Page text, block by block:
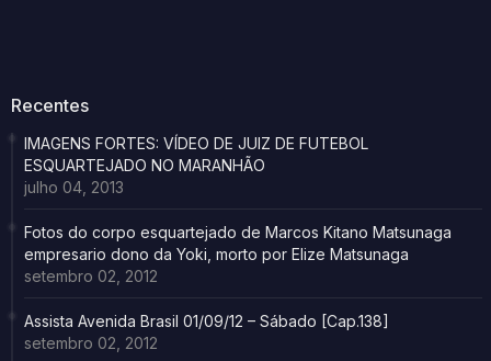
Recentes
IMAGENS FORTES: VÍDEO DE JUIZ DE FUTEBOL
ESQUARTEJADO NO MARANHÃO
julho 04, 2013
Fotos do corpo esquartejado de Marcos Kitano Matsunaga
empresario dono da Yoki, morto por Elize Matsunaga
setembro 02, 2012
Assista Avenida Brasil 01/09/12 – Sábado [Cap.138]
setembro 02, 2012